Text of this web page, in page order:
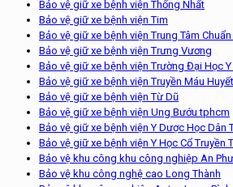
Bảo vệ giữ xe bệnh viện Thống Nhất
Bảo vệ giữ xe bệnh viện Tim
Bảo vệ giữ xe bệnh viện Trung Tâm
Bảo vệ giữ xe bệnh viện Trưng Vương
Bảo vệ giữ xe bệnh viện Trường Đại Học
Bảo vệ giữ xe bệnh viện Truyền Máu
Bảo vệ giữ xe bệnh viện Từ Dũ
Bảo vệ giữ xe bệnh viện Ung Bướu tphcm
Bảo vệ giữ xe bệnh viện Y Dược Học Dân
Bảo vệ giữ xe bệnh viện Y Học Cổ Truyền
Bảo vệ khu công khu công nghiệp An
Bảo vệ khu công nghệ cao Long Thành